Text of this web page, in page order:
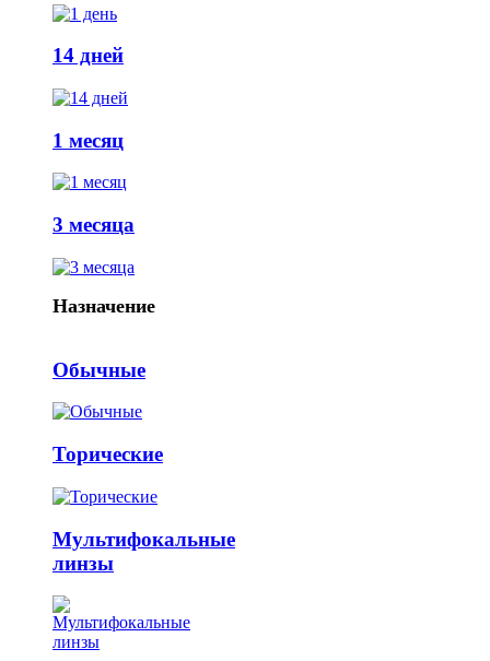
14 дней
1 месяц
3 месяца
Назначение
Обычные
Торические
Мультифокальные
линзы